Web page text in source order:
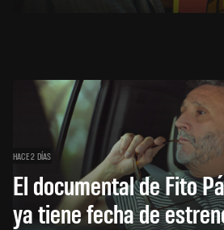
HACE 2 DÍAS
El documental de Fito
ya tiene fecha de